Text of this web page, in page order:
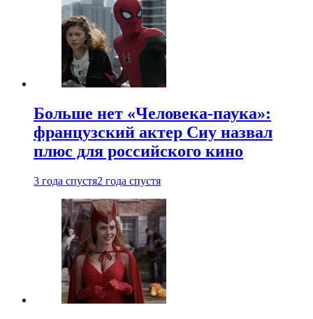
Больше нет «Человека-паука»:
французский актер Сиу назвал
плюс для российского кино
3 года спустя2 года спустя